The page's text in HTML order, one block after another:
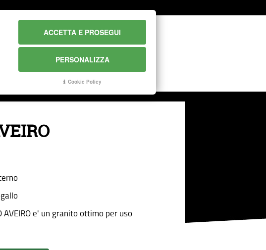
NEWS CONTATTI
AVEIRO e' un granito ottimo per uso
ACCETTA E PROSEGUI
PERSONALIZZA
Cookie Policy